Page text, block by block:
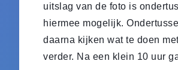
uitslag van de foto is
hiermee mogelijk.
daarna kijken wat te doen
verder. Na een klein 10 uur